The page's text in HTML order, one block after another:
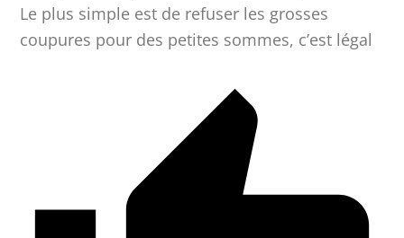
Le plus simple est de refuser les grosses
coupures pour des petites sommes, c’est légal